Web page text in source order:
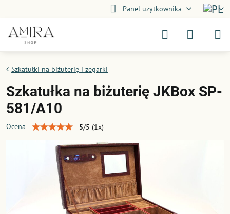
Panel użytkownika
Szkatułki na biżuterię i zegarki
Szkatułka na biżuterię JKBox SP-
581/A10
Ocena 5/5 (1x)